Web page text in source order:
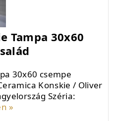
Tampa 30x60
30x60 csempe
Konskie / Oliver
Széria:
»